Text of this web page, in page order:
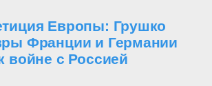
Европы: Грушко
Франции и Германии
войне с Россией